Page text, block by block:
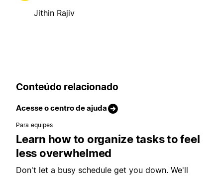
Jithin Rajiv
Conteúdo relacionado
Acesse o centro de ajuda
Para equipes
Learn how to organize tasks to feel
less overwhelmed
Don't let a busy schedule get you down. We'll